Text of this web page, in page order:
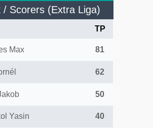
/ Scorers (Extra Liga)
TP
Max 81
62
50
Yasin 40